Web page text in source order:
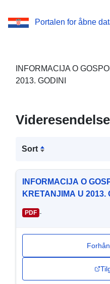
Portalen for åbne
INFORMACIJA O
2013. GODINI
Sort
INFORMACIJA O
KRETANJIMA U 2013.
PDF -